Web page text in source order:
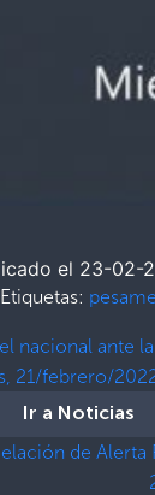
el 23-02-
Etiquetas: pesame
nacional ante
21/febrero/
Ir a Noticias
de Alerta